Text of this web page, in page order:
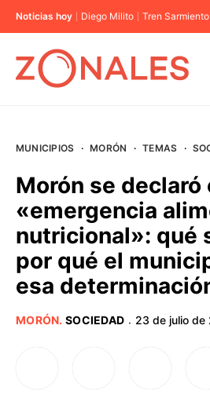
Noticias hoy Diego Milito Tren Sarmiento
BUENOS AIRES
PROVINCIAS
MUNICIPIOS · MORÓN · TEMAS ·
Morón se declaró
«emergencia
nutricional»: qué
por qué el
esa
MORÓN. SOCIEDAD · 23 de julio de